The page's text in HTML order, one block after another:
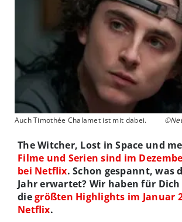
Auch Timothée Chalamet ist mit dabei.
The Witcher, Lost in Space und
Filme und Serien sind im
bei Netflix. Schon gespannt, was
Jahr erwartet? Wir haben für
diegrößten Highlights im Januar
Netflix.